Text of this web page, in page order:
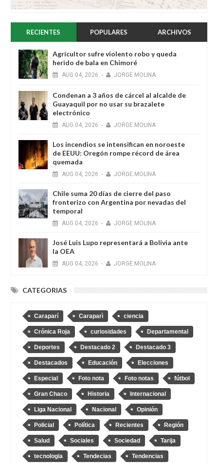
RECIENTES POPULARES ARCHIVOS
Agricultor sufre violento robo y queda
herido de bala en Chimoré
AUG 04, 2026 - JORGE MOLINA
Condenan a 3 años de cárcel al alcalde de
Guayaquil por no usar su brazalete
electrónico
AUG 04, 2026 - JORGE MOLINA
Los incendios se intensifican en noroeste
de EEUU: Oregón rompe récord de área
quemada
AUG 04, 2026 - JORGE MOLINA
Chile suma 20 días de cierre del paso
fronterizo con Argentina por nevadas del
temporal
AUG 04, 2026 - JORGE MOLINA
José Luis Lupo representará a Bolivia ante
la OEA
AUG 04, 2026 - JORGE MOLINA
CATEGORIAS
Caraparí Caraparì ciencia
Crónica Roja curiosidades Departamental
Deportes Destacado 2 Destacado 3
Destacados Educación Elecciones
Especial Foto nota Foto notas fútbol
Gran Chaco Historia Internacional
Liga Nacional Nacional Opinión
Policial Política Recientes Región
Salud Sociales Sociedad Tarija
tecnologia Tendecias Tendencias